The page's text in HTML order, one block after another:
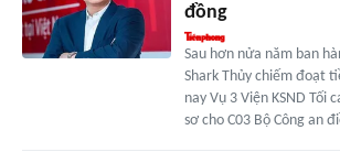
đồng
Sau hơn nửa năm ban
Shark Thủy chiếm đoạt
nay Vụ 3 Viện KSND Tối
sơ cho C03 Bộ Công an